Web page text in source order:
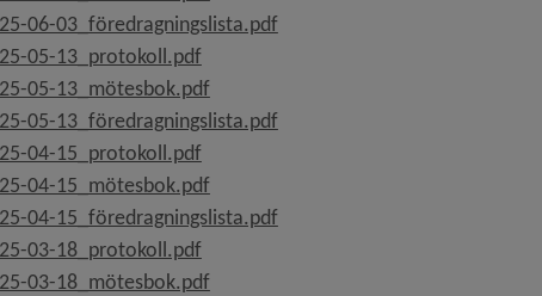
06-03_föredragningslista.pdf, 429.2 kB, öppnas i nytt fönster.
05-13_protokoll.pdf, 1.6 MB, öppnas i nytt fönster.
05-13_mötesbok.pdf, 146.7 MB, öppnas i nytt fönster.
05-13_föredragningslista.pdf, 123.4 kB, öppnas i nytt fönster.
04-15_protokoll.pdf, 695.6 kB, öppnas i nytt fönster.
04-15_mötesbok.pdf, 118.2 MB, öppnas i nytt fönster.
04-15_föredragningslista.pdf, 64.1 kB, öppnas i nytt fönster.
03-18_protokoll.pdf, 798 kB, öppnas i nytt fönster.
03-18_mötesbok.pdf, 44.5 MB, öppnas i nytt fönster.